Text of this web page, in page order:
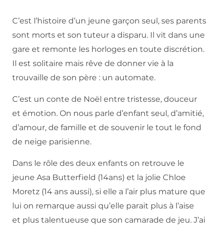
C’est l’histoire d’un jeune garçon seul, ses parents
sont morts et son tuteur a disparu. Il vit dans une
gare et remonte les horloges en toute discrétion.
Il est solitaire mais rêve de donner vie à la
trouvaille de son père : un automate.
C’est un conte de Noël entre tristesse, douceur
et émotion. On nous parle d’enfant seul, d’amitié,
d’amour, de famille et de souvenir le tout le fond
de neige parisienne.
Dans le rôle des deux enfants on retrouve le
jeune Asa Butterfield (14ans) et la jolie Chloe
Moretz (14 ans aussi), si elle a l’air plus mature que
lui on remarque aussi qu’elle parait plus à l’aise
et plus talentueuse que son camarade de jeu. J’ai